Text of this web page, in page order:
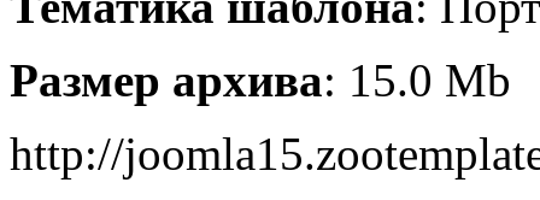
Размер архива: 15.0 Mb
http://